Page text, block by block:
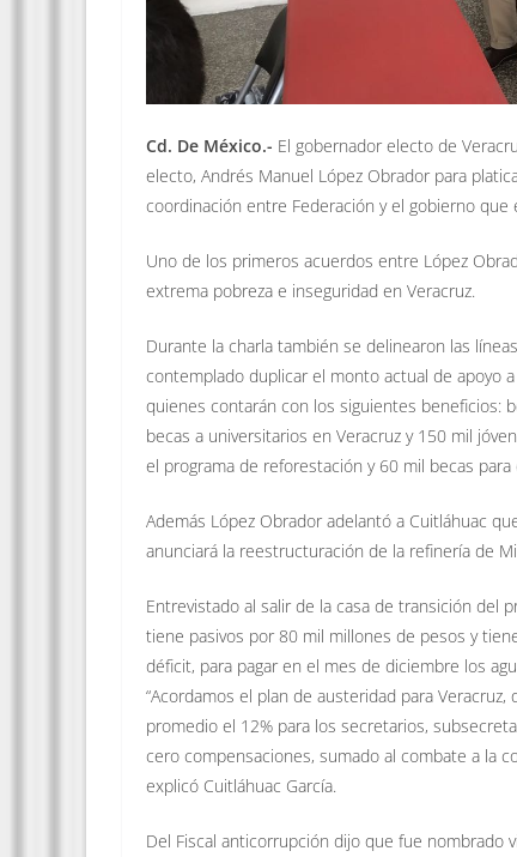
Cd. De México.- El gobernador electo de
electo, Andrés Manuel López Obrador para
coordinación entre Federación y el gobierno que
Uno de los primeros acuerdos entre López
extrema pobreza e inseguridad en Veracruz.
Durante la charla también se delinearon las
contemplado duplicar el monto actual de apoyo
quienes contarán con los siguientes beneficios:
becas a universitarios en Veracruz y 150 mil
el programa de reforestación y 60 mil becas para
Además López Obrador adelantó a Cuitláhuac
anunciará la reestructuración de la refinería de
Entrevistado al salir de la casa de transición del
tiene pasivos por 80 mil millones de pesos y
déficit, para pagar en el mes de diciembre los
“Acordamos el plan de austeridad para
promedio el 12% para los secretarios,
cero compensaciones, sumado al combate a la
explicó Cuitláhuac García.
Del Fiscal anticorrupción dijo que fue